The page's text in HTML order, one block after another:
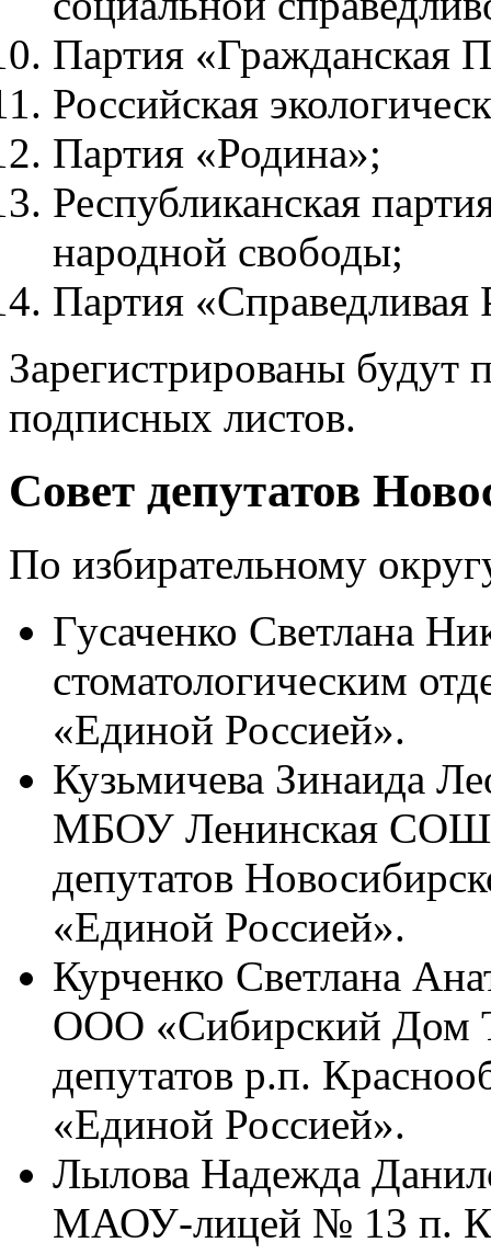
Партия «Гражданская
Российская
Партия «Родина»;
Республиканская
народной свободы;
Партия «Справедливая
Зарегистрированы будут
подписных листов.
Совет депутатов
По избирательному
Гусаченко Светлана
стоматологическим
«Единой Россией».
Кузьмичева Зинаида
МБОУ Ленинская СОШ
депутатов
«Единой Россией».
Курченко Светлана
ООО «Сибирский Дом
депутатов р.п.
«Единой Россией».
Лылова Надежда
МАОУ-лицей № 13 п.